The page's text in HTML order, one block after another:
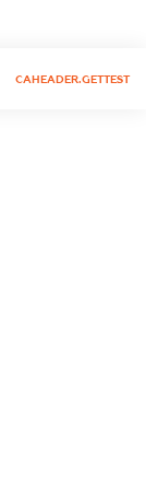
CAHEADER.GETTEST